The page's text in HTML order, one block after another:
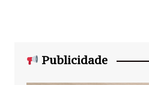
Publicidade